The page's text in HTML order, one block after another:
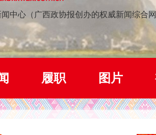
中心（广西政协报创办的权威新闻综合
履职 图片